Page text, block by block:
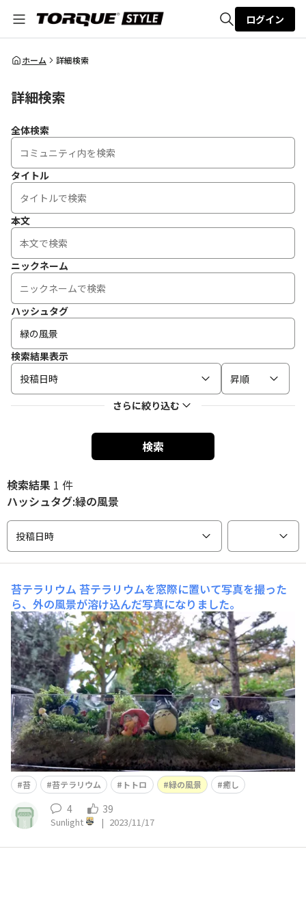
全体検索
ログイン
ホーム 詳細検索
詳細検索
全体検索
タイトル
本文
ニックネーム
ハッシュタグ
検索結果表示
投稿日時
昇順
さらに絞り込む
検索
検索結果 1 件
ハッシュタグ:緑の風景
投稿日時
苔テラリウム 苔テラリウムを窓際に置いて写真を撮った
ら、外の風景が溶け込んだ写真になりました。
苔 苔テラリウム トトロ 緑の風景 癒し
4 39
Sunlight | 2023/11/17